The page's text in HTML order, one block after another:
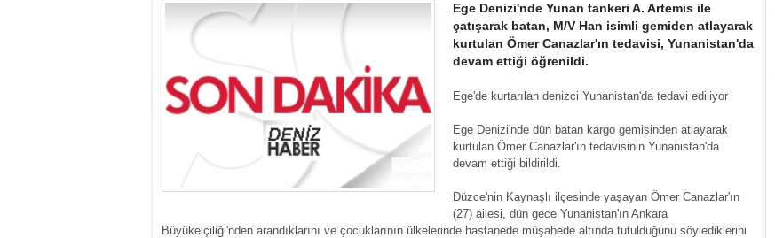
Ege Denizi'nde Yunan tankeri A. Artemis ile
çatışarak batan, M/V Han isimli gemiden atlayarak
kurtulan Ömer Canazlar'ın tedavisi, Yunanistan'da
devam ettiği öğrenildi.
Ege'de kurtarılan denizci Yunanistan'da tedavi ediliyor
Ege Denizi'nde dün batan kargo gemisinden atlayarak
kurtulan Ömer Canazlar'ın tedavisinin Yunanistan'da
devam ettiği bildirildi.
Düzce'nin Kaynaşlı ilçesinde yaşayan Ömer Canazlar'ın
(27) ailesi, dün gece Yunanistan'ın Ankara
Büyükelçiliği'nden arandıklarını ve çocuklarının ülkelerinde hastanede müşahede altında tutulduğunu söylediklerini